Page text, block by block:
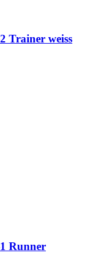
Trainer weiss
Runner